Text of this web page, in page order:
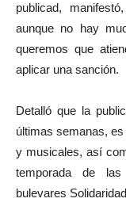
publicad,
aunque no hay
queremos que
aplicar una sanción.
Detalló que la
últimas semanas,
y musicales, así
temporada de las
bulevares